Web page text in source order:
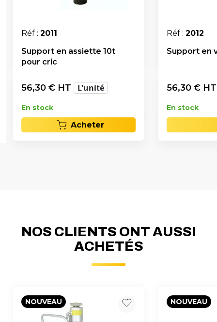
Réf : 2011
Support en assiette 10t
pour cric
56,30 € HT L'unité
En stock
Acheter
Réf : 2012
Support en
56,30 €
En stock
NOS CLIENTS ONT AUSSI
ACHETÉS
NOUVEAU NOUVEAU